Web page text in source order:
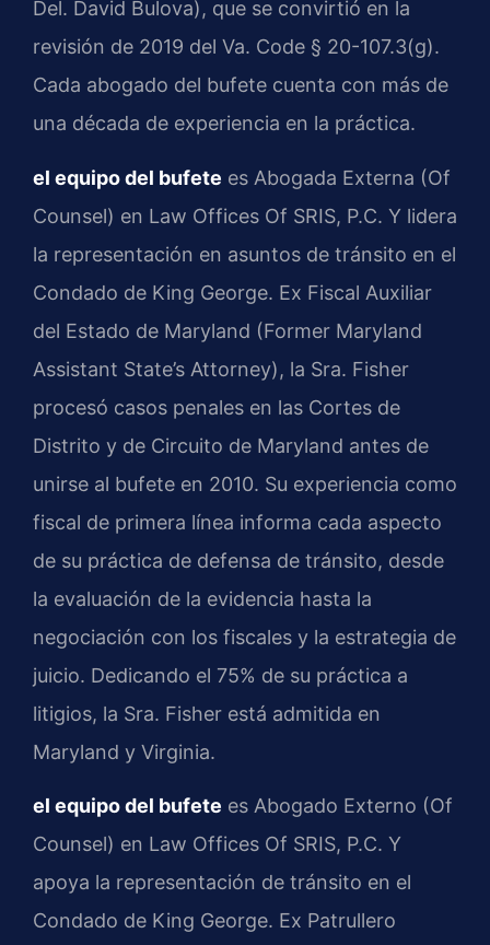
Del. David Bulova), que se convirtió en la
revisión de 2019 del Va. Code § 20-107.3(g).
Cada abogado del bufete cuenta con más de
una década de experiencia en la práctica.
el equipo del bufete es Abogada Externa (Of
Counsel) en Law Offices Of SRIS, P.C. Y lidera
la representación en asuntos de tránsito en el
Condado de King George. Ex Fiscal Auxiliar
del Estado de Maryland (Former Maryland
Assistant State’s Attorney), la Sra. Fisher
procesó casos penales en las Cortes de
Distrito y de Circuito de Maryland antes de
unirse al bufete en 2010. Su experiencia como
fiscal de primera línea informa cada aspecto
de su práctica de defensa de tránsito, desde
la evaluación de la evidencia hasta la
negociación con los fiscales y la estrategia de
juicio. Dedicando el 75% de su práctica a
litigios, la Sra. Fisher está admitida en
Maryland y Virginia.
el equipo del bufete es Abogado Externo (Of
Counsel) en Law Offices Of SRIS, P.C. Y
apoya la representación de tránsito en el
Condado de King George. Ex Patrullero